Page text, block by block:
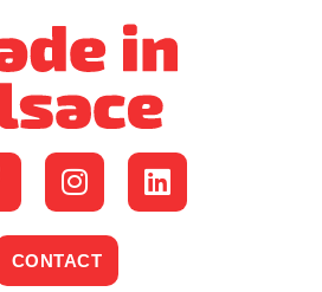
CONTACT